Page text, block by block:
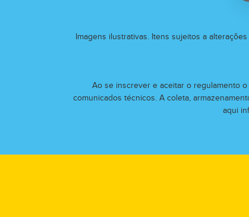
Imagens ilustrativas. Itens sujeitos a
Ao se inscrever e aceitar o regulamento
comunicados técnicos. A coleta,
aqui